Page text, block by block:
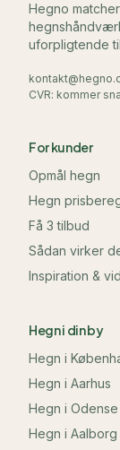
Hegno
uforpligtende
CVR: kommer
For kunder
Opmål hegn
Hegn
Få 3 tilbud
Sådan virker
Inspiration &
Hegn i din by
Hegn i
Hegn i Aarhus
Hegn i Odense
Hegn i Aalborg